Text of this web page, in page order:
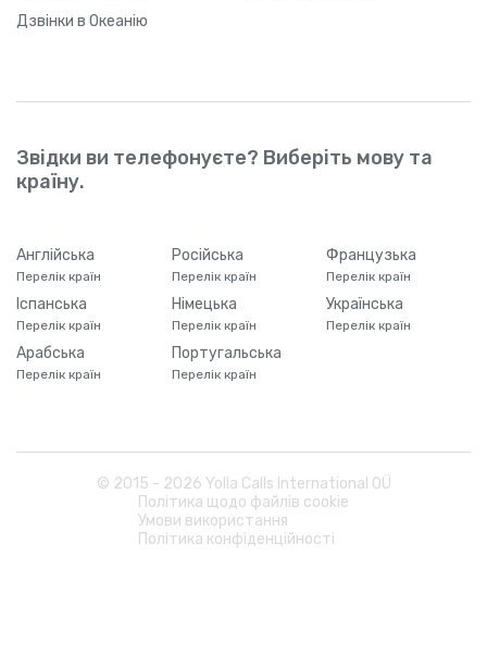
Дзвінки в Океанію
Звідки ви телефонуєте? Виберіть мову та
країну.
Англійська
Перелік країн
Російська
Перелік країн
Французька
Перелік країн
Іспанська
Перелік країн
Німецька
Перелік країн
Українська
Перелік країн
Арабська
Перелік країн
Португальська
Перелік країн
© 2015 - 2026 Yolla Calls International OÜ
Політика щодо файлів cookie
Умови використання
Політика конфіденційності